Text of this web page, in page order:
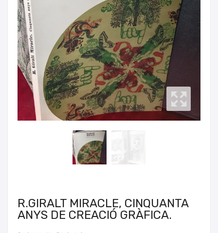
R.GIRALT MIRACLE, CINQUANTA
ANYS DE CREACIÓ GRÀFICA.